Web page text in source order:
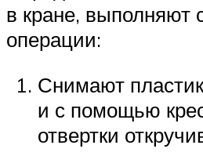
в кране,
операции:
Снимают
и с помощью
отвертки